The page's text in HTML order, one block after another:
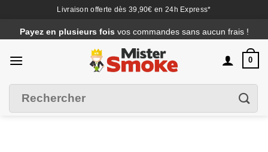
Livraison offerte dès 39,90€ en 24h Express*
au
contenu
Payez en plusieurs fois vos commandes sans aucun frais !
0
pour :